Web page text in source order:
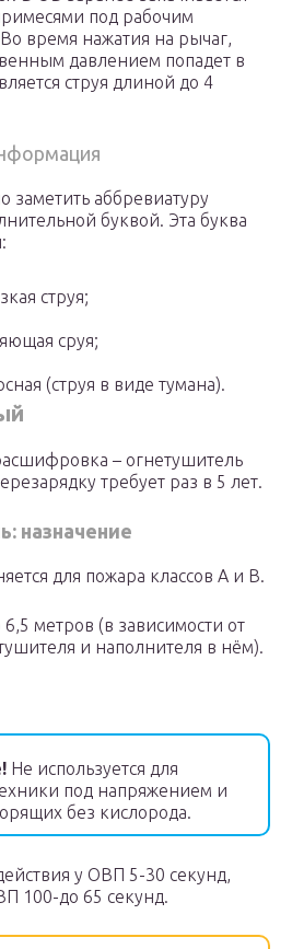
под рабочим
время нажатия на рычаг,
давлением попадет в
струя длиной до 4
аббревиатуру
буквой. Эта буква
струя;
сруя;
(струя в виде тумана).
– огнетушитель
требует раз в 5 лет.
назначение
для пожара классов А и В.
метров (в зависимости от
и наполнителя в нём).
Не используется для
под напряжением и
без кислорода.
у ОВП 5-30 секунд,
100-до 65 секунд.